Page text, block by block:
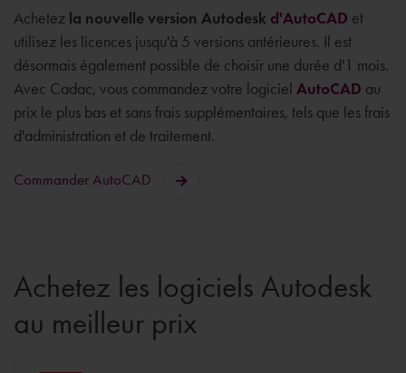
Achetez la nouvelle version Autodesk d'AutoCAD et
utilisez les licences jusqu'à 5 versions antérieures. Il est
désormais également possible de choisir une durée d'1 mois.
Avec Cadac, vous commandez votre logiciel AutoCAD au
prix le plus bas et sans frais supplémentaires, tels que les frais
d'administration et de traitement.
Commander AutoCAD
Achetez les logiciels Autodesk
au meilleur prix